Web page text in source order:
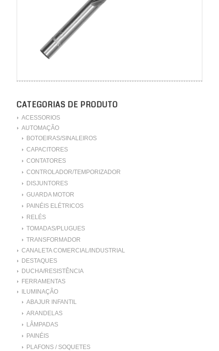
CATEGORIAS DE PRODUTO
ACESSORIOS
AUTOMAÇÃO
BOTOEIRAS/SINALEIROS
CAPACITORES
CONTATORES
CONTROLADOR/TEMPORIZADOR
DISJUNTORES
GUARDA MOTOR
PAINÉIS ELÉTRICOS
RELÉS
TOMADAS/PLUGUES
TRANSFORMADOR
CANALETA COMERCIAL/INDUSTRIAL
DESTAQUES
DUCHA/RESISTÊNCIA
FERRAMENTAS
ILUMINAÇÃO
ABAJUR INFANTIL
ARANDELAS
LÂMPADAS
PAINÉIS
PLAFONS / SOQUETES